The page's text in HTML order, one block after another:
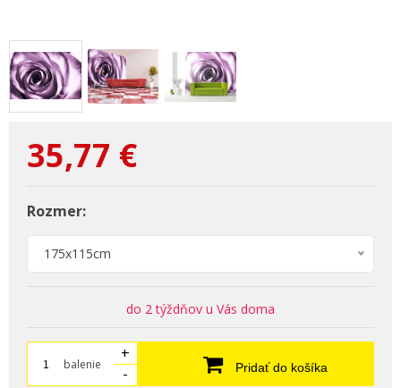
35,77 €
Rozmer:
175x115cm
do 2 týždňov u Vás doma
balenie
+
-
Pridať do košíka